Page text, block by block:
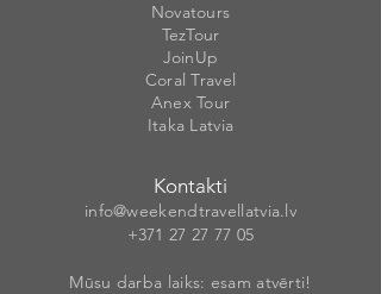
Novatours
TezTour
JoinUp
Coral Travel
Anex Tour
Itaka Latvia
Kontakti
info@weekendtravellatvia.lv
+371 27 27 77 05
Mūsu darba laiks: esam atvērti!